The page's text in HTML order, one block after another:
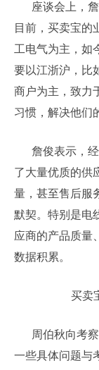
座谈会上，
目前，买卖宝的
工电气为主，如
要以江浙沪，比
商户为主，致力
习惯，解决他们
詹俊表示，
了大量优质的供
量，甚至售后服
默契。特别是电
应商的产品质量
数据积累。
买卖
周伯秋向考
一些具体问题与